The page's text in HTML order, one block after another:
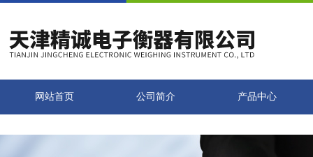
网站首页 公司简介 产品中心